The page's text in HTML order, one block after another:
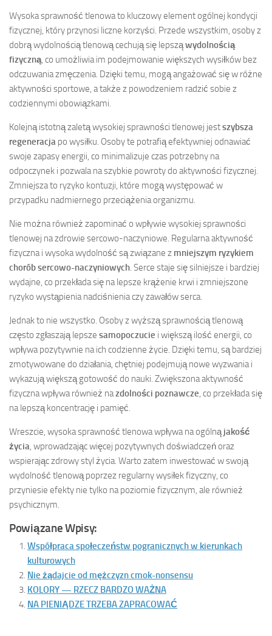
Wysoka sprawność tlenowa to kluczowy element ogólnej kondycji
fizycznej, który przynosi liczne korzyści. Przede wszystkim, osoby z
dobrą wydolnością tlenową cechują się lepsząwydolnością
fizyczną , co umożliwia im podejmowanie większych wysiłków bez
odczuwania zmęczenia. Dzięki temu, mogą angażować się w różne
aktywności sportowe, a także z powodzeniem radzić sobie z
codziennymi obowiązkami.
Kolejną istotną zaletą wysokiej sprawności tlenowej jestszybsza
regeneracja po wysiłku. Osoby te potrafią efektywniej odnawiać
swoje zapasy energii, co minimalizuje czas potrzebny na
odpoczynek i pozwala na szybkie powroty do aktywności fizycznej.
Zmniejsza to ryzyko kontuzji, które mogą występować w
przypadku nadmiernego przeciążenia organizmu.
Nie można również zapominać o wpływie wysokiej sprawności
tlenowej na zdrowie sercowo-naczyniowe. Regularna aktywność
fizyczna i wysoka wydolność są związane z mniejszym ryzykiem
chorób sercowo-naczyniowych . Serce staje się silniejsze i bardziej
wydajne, co przekłada się na lepsze krążenie krwi i zmniejszone
ryzyko wystąpienia nadciśnienia czy zawałów serca.
Jednak to nie wszystko. Osoby z wyższą sprawnością tlenową
często zgłaszają lepsze samopoczucie i większą ilość energii, co
wpływa pozytywnie na ich codzienne życie. Dzięki temu, są bardziej
zmotywowane do działania, chętniej podejmują nowe wyzwania i
wykazują większą gotowość do nauki. Zwiększona aktywność
fizyczna wpływa również nazdolności poznawcze , co przekłada się
na lepszą koncentrację i pamięć.
Wreszcie, wysoka sprawność tlenowa wpływa na ogólną jakość
życia , wprowadzając więcej pozytywnych doświadczeń oraz
wspierając zdrowy styl życia. Warto zatem inwestować w swoją
wydolność tlenową poprzez regularny wysiłek fizyczny, co
przyniesie efekty nie tylko na poziomie fizycznym, ale również
psychicznym.
Powiązane Wpisy:
Współpraca społeczeństw pogranicznych w kierunkach
kulturowych
Nie żądajcie od mężczyzn cmok-nonsensu
KOLORY — RZECZ BARDZO WAŻNA
NA PIENIĄDZE TRZEBA ZAPRACOWAĆ